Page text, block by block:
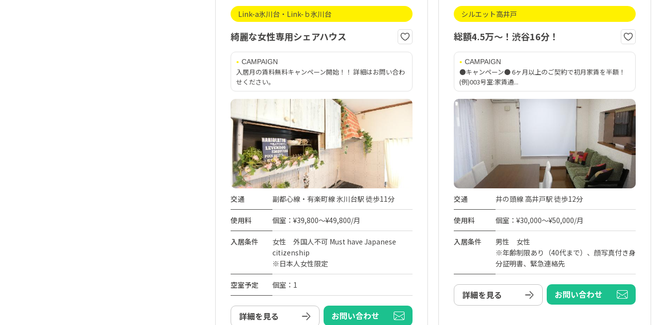
Link-a氷川台・Link-ｂ氷川台
綺麗な女性専用シェアハウス
CAMPAIGN
入居月の賃料無料キャンペーン開始！！ 詳細はお問い合わ
せください。
交通 副都心線・有楽町線 氷川台駅 徒歩11分
使用料 個室：¥39,800～¥49,800/月
入居条件
女性 外国人不可 Must have Japanese
citizenship
※日本人女性限定
空室予定 個室：1
詳細を見る お問い合わせ
シルエット高井戸
総額4.5万～！渋谷16分！
CAMPAIGN
●キャンペーン● 6ヶ月以上のご契約で初月家賃を半額！
(例)003号室:家賃通...
交通 井の頭線 高井戸駅 徒歩12分
使用料 個室：¥30,000～¥50,000/月
入居条件
男性 女性
※年齢制限あり（40代まで）、顔写真付き身
分証明書、緊急連絡先
詳細を見る お問い合わせ